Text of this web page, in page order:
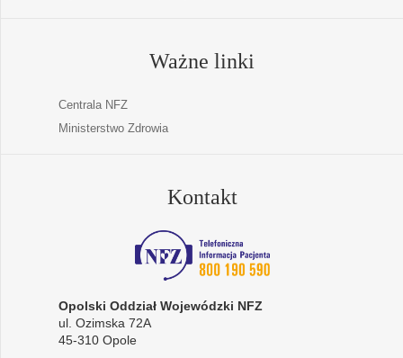
Ważne linki
Centrala NFZ
Ministerstwo Zdrowia
Kontakt
Opolski Oddział Wojewódzki NFZ
ul. Ozimska 72A
45-310 Opole